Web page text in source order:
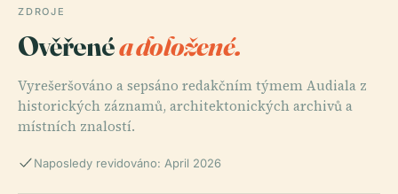
ZDROJE
Ověřenéa doložené.
Vyrešeršováno a sepsáno redakčním týmem Audiala z
historických záznamů, architektonických archivů a
místních znalostí.
Naposledy revidováno: April 2026